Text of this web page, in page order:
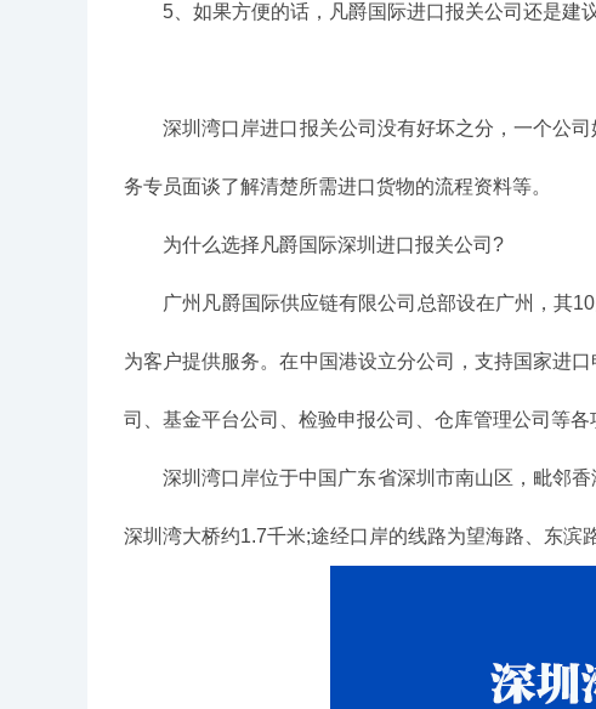
5、如果方便的话，凡爵国际进口报关公司还是建议
深圳湾口岸进口报关公司没有好坏之分，一个公司
务专员面谈了解清楚所需进口货物的流程资料等。
为什么选择凡爵国际深圳进口报关公司?
广州凡爵国际供应链有限公司总部设在广州，其10
为客户提供服务。在中国港设立分公司，支持国家进
司、基金平台公司、检验申报公司、仓库管理公司等各
深圳湾口岸位于中国广东省深圳市南山区，毗邻香
深圳湾大桥约1.7千米;途经口岸的线路为望海路、东滨路